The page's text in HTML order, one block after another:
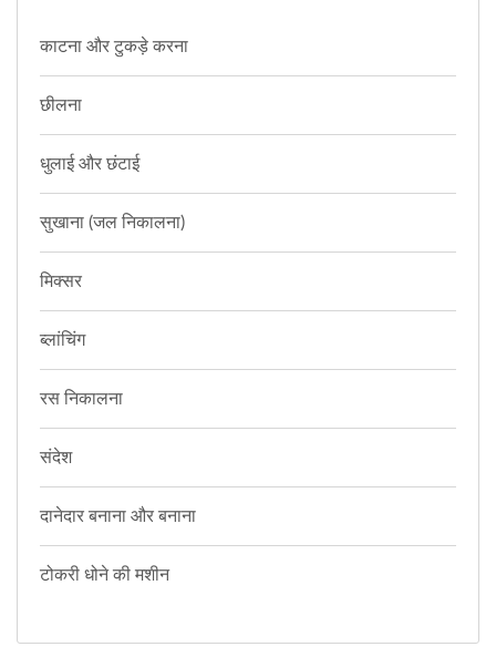
काटना और टुकड़े करना
छीलना
धुलाई और छंटाई
सुखाना (जल निकालना)
मिक्सर
ब्लांचिंग
रस निकालना
संदेश
दानेदार बनाना और बनाना
टोकरी धोने की मशीन